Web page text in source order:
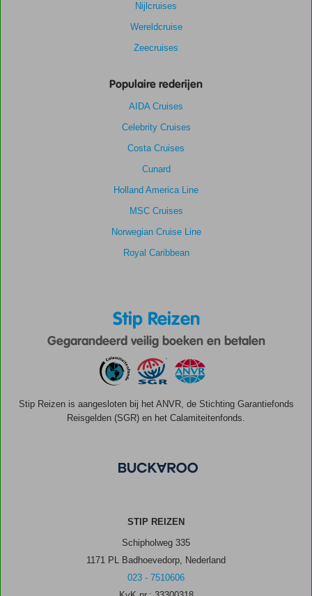
Nijlcruises
Wereldcruise
Zeecruises
Populaire rederijen
AIDA Cruises
Celebrity Cruises
Costa Cruises
Cunard
Holland America Line
MSC Cruises
Norwegian Cruise Line
Royal Caribbean
Stip Reizen
Gegarandeerd veilig boeken en betalen
Stip Reizen is aangesloten bij het ANVR, de Stichting Garantiefonds
Reisgelden (SGR) en het Calamiteitenfonds.
STIP REIZEN
Schipholweg 335
1171 PL Badhoevedorp, Nederland
023 - 7510606